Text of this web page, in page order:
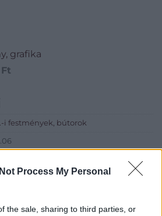
Process My Personal
the sale, sharing to third parties, or
grafika
Ft
i festmények, bútorok
Balaton utca 8.